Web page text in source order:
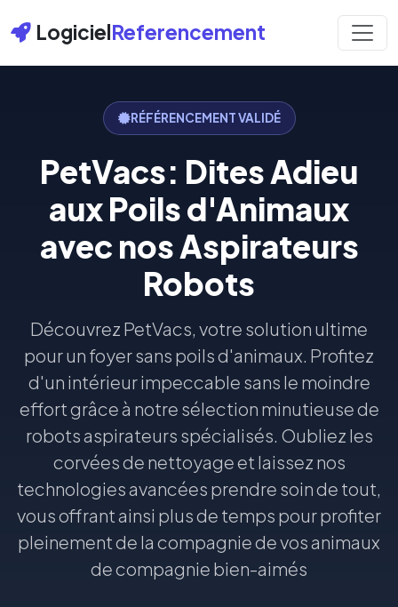
LogicielReferencement
RÉFÉRENCEMENT VALIDÉ
PetVacs: Dites Adieu
aux Poils d'Animaux
avec nos Aspirateurs
Robots
Découvrez PetVacs, votre solution ultime
pour un foyer sans poils d'animaux. Profitez
d'un intérieur impeccable sans le moindre
effort grâce à notre sélection minutieuse de
robots aspirateurs spécialisés. Oubliez les
corvées de nettoyage et laissez nos
technologies avancées prendre soin de tout,
vous offrant ainsi plus de temps pour profiter
pleinement de la compagnie de vos animaux
de compagnie bien-aimés